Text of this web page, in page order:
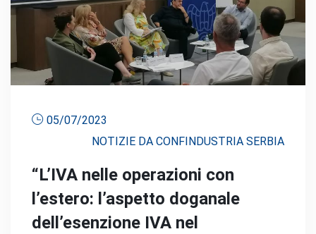
05/07/2023
NOTIZIE DA CONFINDUSTRIA SERBIA
“L’IVA nelle operazioni con
l’estero: l’aspetto doganale
dell’esenzione IVA nel